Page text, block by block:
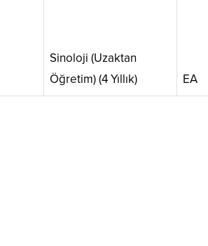
Sinoloji (Uzaktan
Öğretim) (4 Yıllık)
EA